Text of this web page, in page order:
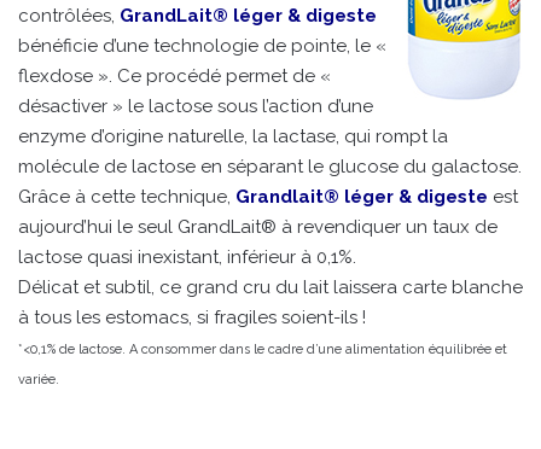
contrôlées, GrandLait® léger & digeste
bénéficie d’une technologie de pointe, le «
flexdose ». Ce procédé permet de «
désactiver » le lactose sous l’action d’une
enzyme d’origine naturelle, la lactase, qui rompt la
molécule de lactose en séparant le glucose du galactose.
Grâce à cette technique, Grandlait® léger & digeste est
aujourd’hui le seul GrandLait® à revendiquer un taux de
lactose quasi inexistant, inférieur à 0,1%.
Délicat et subtil, ce grand cru du lait laissera carte blanche
à tous les estomacs, si fragiles soient-ils !
*<0,1% de lactose. A consommer dans le cadre d’une alimentation équilibrée et
variée.